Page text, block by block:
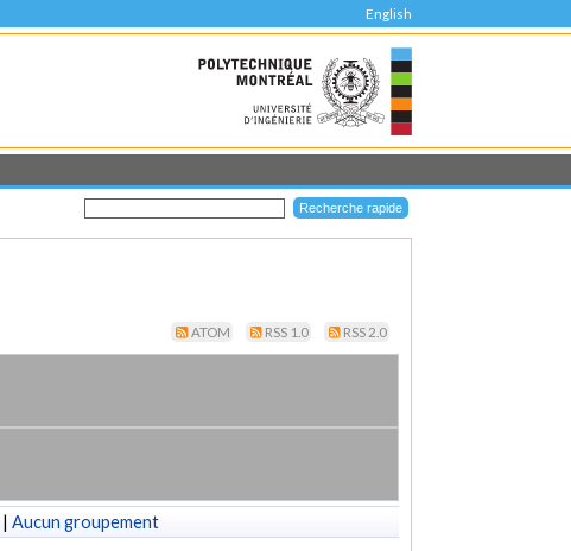
English
ATOM RSS 1.0 RSS 2.0
| Aucun groupement